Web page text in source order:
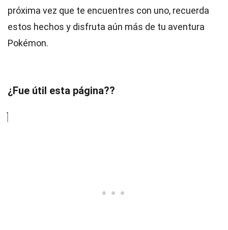
próxima vez que te encuentres con uno, recuerda
estos hechos y disfruta aún más de tu aventura
Pokémon.
¿Fue útil esta página??